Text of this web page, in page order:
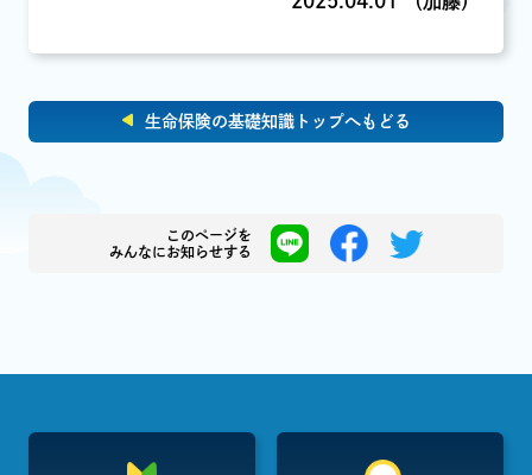
生命保険の基礎知識トップへもどる
このページを
みんなにお知らせする